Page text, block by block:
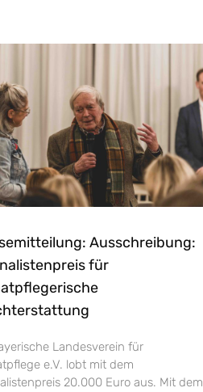
Ausschreibung:
für
Landesverein für
e.V. lobt mit dem
20.000 Euro aus. Mit dem